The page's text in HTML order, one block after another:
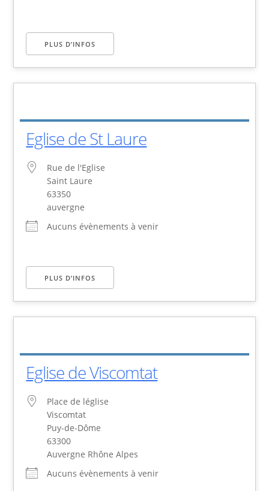
PLUS D’INFOS
Eglise de St Laure
Rue de l'Eglise
Saint Laure
63350
auvergne
Aucuns évènements à venir
PLUS D’INFOS
Eglise de Viscomtat
Place de léglise
Viscomtat
Puy-de-Dôme
63300
Auvergne Rhône Alpes
Aucuns évènements à venir